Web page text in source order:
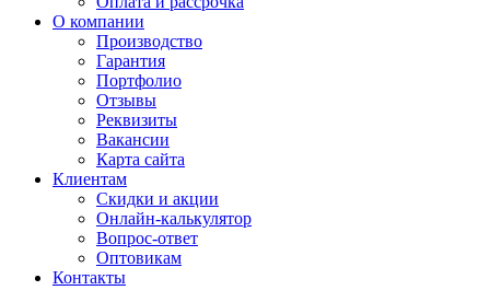
О компании
Производство
Гарантия
Портфолио
Отзывы
Реквизиты
Вакансии
Карта сайта
Клиентам
Скидки и акции
Онлайн-калькулятор
Вопрос-ответ
Оптовикам
Контакты